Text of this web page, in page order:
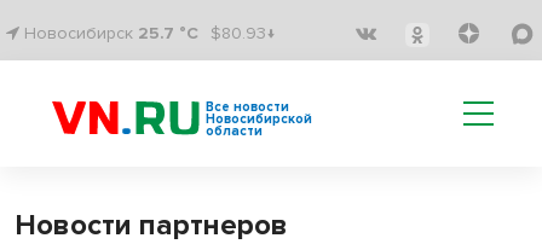
Новосибирск 25.7 °C $80.93↓
Все новости
Новосибирской
области
Новости партнеров